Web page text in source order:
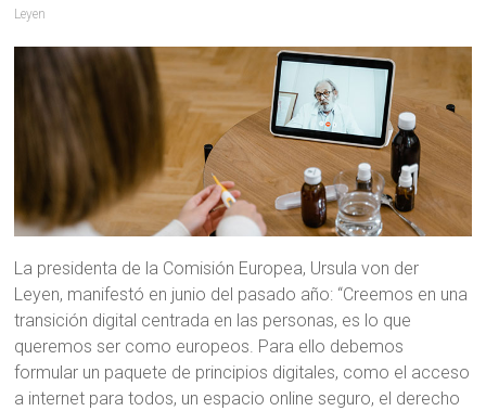
Leyen
La presidenta de la Comisión Europea, Ursula von der
Leyen, manifestó en junio del pasado año: “Creemos en una
transición digital centrada en las personas, es lo que
queremos ser como europeos. Para ello debemos
formular un paquete de principios digitales, como el acceso
a internet para todos, un espacio online seguro, el derecho